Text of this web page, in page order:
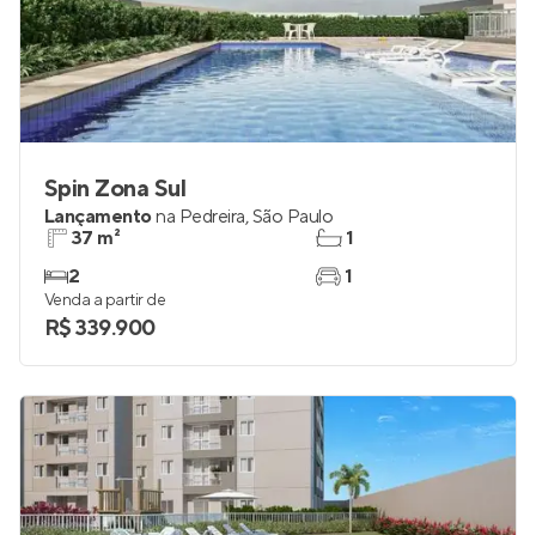
Spin Zona Sul
Lançamentona Pedreira,São Paulo
37 m²
2
1
1
Venda a partir de
R$ 339.900